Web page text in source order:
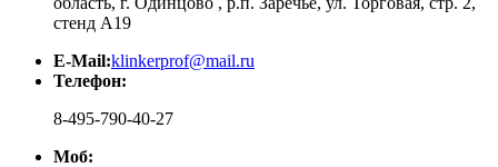
стенд А19
E-Mail:klinkerprof@mail.ru
Телефон:
8-495-790-40-27
Моб: